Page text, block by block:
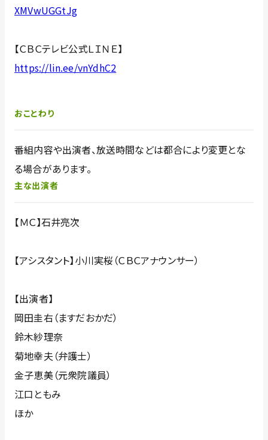
XMVwUGGtJg
【ＣＢＣテレビ公式ＬＩＮＥ】
https://lin.ee/vnYdhC2
おことわり
番組内容や出演者、放送時間などは都合により変更とな
る場合があります。
主な出演者
【ＭＣ】石井亮次
【アシスタント】小川実桜（ＣＢＣアナウンサー）
【出演者】
岡田圭右（ますだおかだ）
鈴木紗理奈
菊地幸夫（弁護士）
金子恵美（元衆院議員）
江口ともみ
ほか